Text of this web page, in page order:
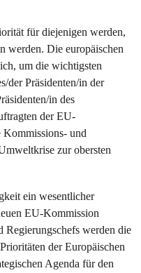
für diejenigen werden,
werden. Die europäischen
um die wichtigsten
der Präsidenten/in der
in des
der EU-
und
zur obersten
ein wesentlicher
EU-Kommission
Regierungschefs werden die
der Europäischen
Agenda für den